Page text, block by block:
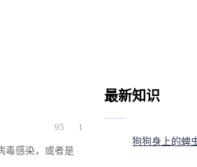
95 1
毒感染，或者是
最新知识